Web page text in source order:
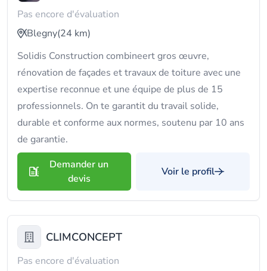
Pas encore d'évaluation
Blegny(24 km)
Solidis Construction combineert gros œuvre,
rénovation de façades et travaux de toiture avec une
expertise reconnue et une équipe de plus de 15
professionnels. On te garantit du travail solide,
durable et conforme aux normes, soutenu par 10 ans
de garantie.
Demander un
devis
Voir le profil
CLIMCONCEPT
Pas encore d'évaluation